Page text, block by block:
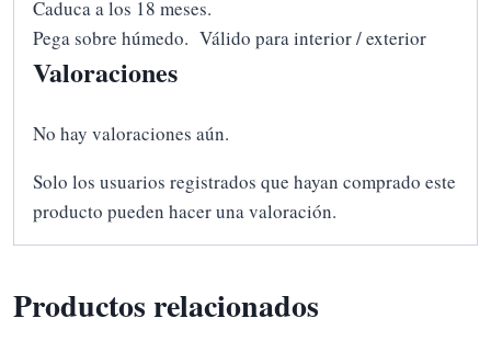
Caduca a los 18 meses.
Pega sobre húmedo. Válido para interior / exterior
Valoraciones
No hay valoraciones aún.
Solo los usuarios registrados que hayan comprado este
producto pueden hacer una valoración.
Productos relacionados